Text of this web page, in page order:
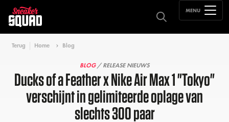
MENU
Terug Home Blog
BLOG/ RELEASE NIEUWS
Ducks of a Feather x Nike Air Max 1 "Tokyo"
verschijnt in gelimiteerde oplage van
slechts 300 paar